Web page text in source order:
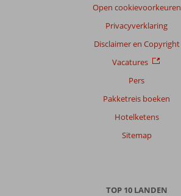
Open cookievoorkeuren
Privacyverklaring
Disclaimer en Copyright
Vacatures
Pers
Pakketreis boeken
Hotelketens
Sitemap
TOP 10 LANDEN